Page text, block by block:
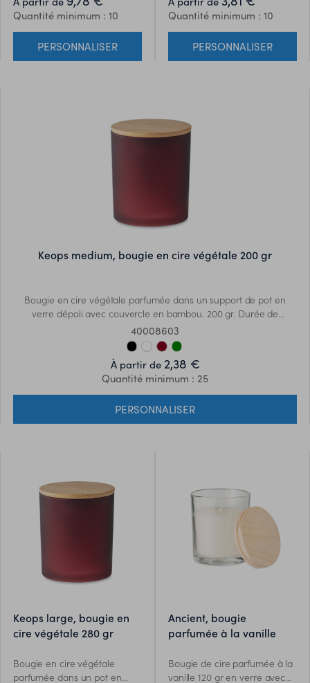
de lin. Le bambou est un
produit naturel, et présente
de légères variations de
couleur, de décoration et de
tailles.
Quantité minimum : 10
PERSONNALISER
Présentée dans une boîte
cadeau en tube de papier. Le
bambou est un produit
naturel, et présente de
légères variations de couleur,
Quantité minimum : 10
PERSONNALISER
keops medium, bougie en cire végétale 200 gr
Bougie en cire végétale parfumée dans un support de pot en
verre dépoli avec couvercle en bambou. 200 gr. Durée de
combustion : 33 heures. Présentée dans une boîte cadeau en tube
de papier. Le bambou est un produit naturel, et présente de
légères variations de couleur, de décoration et de tailles.
40008603
À partir de 2,38 €
Quantité minimum : 25
PERSONNALISER
keops large, bougie en
cire végétale 280 gr
Bougie en cire végétale
parfumée dans un pot en
ancient, bougie
parfumée à la vanille
Bougie de cire parfumée à la
vanille 120 gr en verre avec